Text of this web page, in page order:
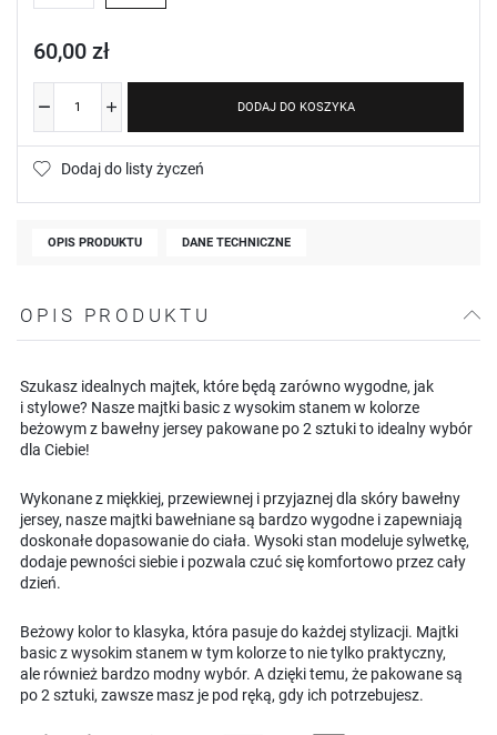
60,00 zł
DODAJ DO KOSZYKA
Dodaj do listy życzeń
OPIS PRODUKTU DANE TECHNICZNE
OPIS PRODUKTU
Szukasz idealnych majtek, które będą zarówno wygodne, jak
i stylowe? Nasze majtki basic z wysokim stanem w kolorze
beżowym z bawełny jersey pakowane po 2 sztuki to idealny wybór
dla Ciebie!
Wykonane z miękkiej, przewiewnej i przyjaznej dla skóry bawełny
jersey, nasze majtki bawełniane są bardzo wygodne i zapewniają
doskonałe dopasowanie do ciała. Wysoki stan modeluje sylwetkę,
dodaje pewności siebie i pozwala czuć się komfortowo przez cały
dzień.
Beżowy kolor to klasyka, która pasuje do każdej stylizacji. Majtki
basic z wysokim stanem w tym kolorze to nie tylko praktyczny,
ale również bardzo modny wybór. A dzięki temu, że pakowane są
po 2 sztuki, zawsze masz je pod ręką, gdy ich potrzebujesz.